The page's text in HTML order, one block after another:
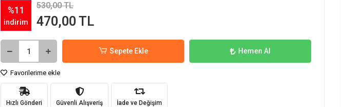
%11
indirim
530,00 TL
470,00 TL
Sepete Ekle Hemen Al
Favorilerime ekle
Hızlı Gönderi Güvenli Alışveriş İade ve Değişim